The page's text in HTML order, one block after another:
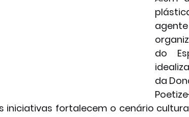
do
da
iniciativas fortalecem o cenário